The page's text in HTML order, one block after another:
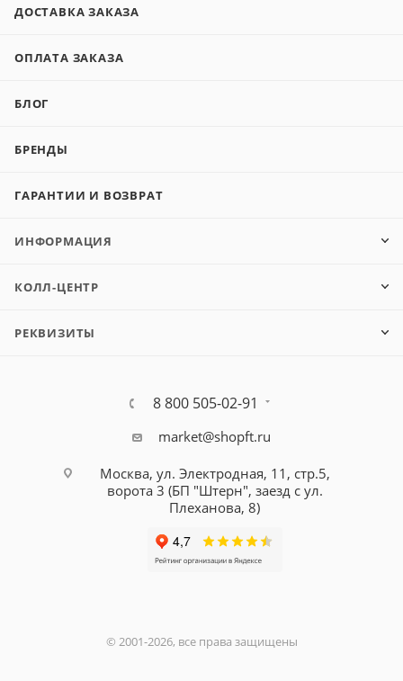
ДОСТАВКА ЗАКАЗА
ОПЛАТА ЗАКАЗА
БЛОГ
БРЕНДЫ
ГАРАНТИИ И ВОЗВРАТ
ИНФОРМАЦИЯ
КОЛЛ-ЦЕНТР
РЕКВИЗИТЫ
8 800 505-02-91
market@shopft.ru
Москва, ул. Электродная, 11, стр.5,
ворота 3 (БП "Штерн", заезд с ул.
Плеханова, 8)
© 2001-2026, все права защищены